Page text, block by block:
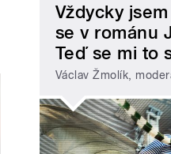
Vždycky
se v románu
Teď se mi to
Václav Žmolík,